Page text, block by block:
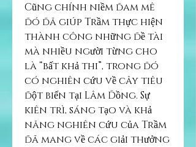
Cũng chính niềm đam mê
đó đã giúp Trầm thực hiện
thành công những đề tài
mà nhiều người từng cho
là “bất khả thi”, trong đó
có nghiên cứu về cây tiêu
đột biến tại Lâm Đồng. Sự
kiên trì, sáng tạo và khả
năng nghiên cứu của Trầm
đã mang về các giải thưởng